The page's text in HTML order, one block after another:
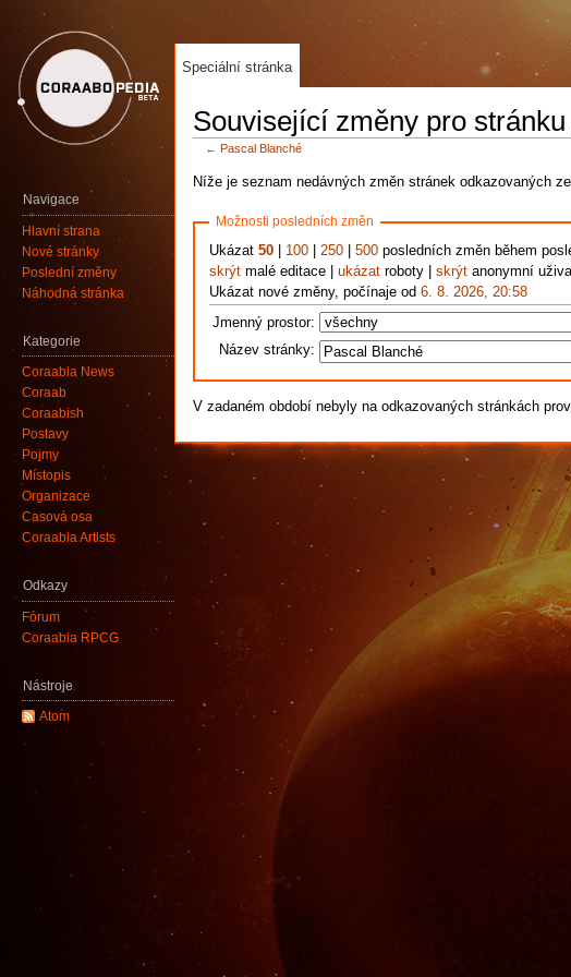
Související změny pro stránku
← Pascal Blanché
Níže je seznam nedávných změn stránek odkazovaných
Možnosti posledních změn
Ukázat 50| 100| 250| 500posledních změn během
skrýtmalé editace | ukázatroboty | skrýtanonymní
Ukázat nové změny, počínaje od 6. 8. 2026, 20:58
Jmenný prostor:
Název stránky:
V zadaném období nebyly na odkazovaných stránkách
Speciální stránka
Navigace
Hlavní strana
Nové stránky
Poslední změny
Náhodná stránka
Kategorie
Coraabia News
Coraab
Coraabish
Postavy
Pojmy
Místopis
Organizace
Časová osa
Coraabia Artists
Odkazy
Fórum
Coraabia RPCG
Nástroje
Atom